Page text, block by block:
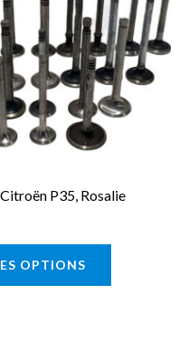
P35, Rosalie
OPTIONS
variations.
Les
options
peuvent
produit